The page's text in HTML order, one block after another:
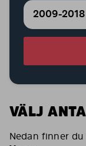
2009-2018
VÄLJ
Nedan finner